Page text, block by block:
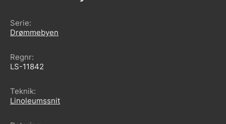
Serie
Drømmebyen
Regnr
LS-11842
Teknik
Linoleumssnit